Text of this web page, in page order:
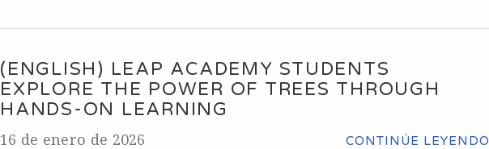
(ENGLISH) LEAP ACADEMY STUDENTS
EXPLORE THE POWER OF TREES THROUGH
HANDS-ON LEARNING
16 de enero de 2026 CONTINÚE LEYENDO